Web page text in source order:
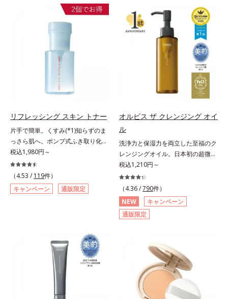
洗顔料 ⇒ 化粧水 ⇒ 保湿液 ⇒オル
ージをご覧ください。・BEAUTY夏
祭りは、こちら
アミノ酸（ポリグルタミン酸）配合
＝乾燥を防ぎ、うるおいに満ちた肌
へ導く保湿成分、植物由来アミノ酸
（エルゴチオネイン）配合＝肌を整
え、すこやかに保つ保湿成分、微生
物由来アミノ酸（エクトイン）配合
＝乱れた角層にうるおいを与え、肌
荒れを防ぐ保湿成分*5 ウォッシュ
を除くLM＝さっぱり高保湿タイプ
高保湿タイプ（普通肌～超乾性肌）
アレルギーテスト済＝全ての方にア
レルギーが起こらないということで
はありません。
のできやすい肌・超脂性肌～普通
肌）M＝しっとりタイプ（ニキビの
できやすい肌・普通肌～乾性肌）*1
洗浄による汚れの除去*2 テトラ2-
ヘキシルデカン酸アスコルビル、天
然ビタミンE、イノシット、フィチ
ン酸、ユズセラミド、スフィンゴ糖
脂質*3 角層内*4 うるおいによりキ
メを整えて毛穴を目立たなくする*5
いうわけではありません※敏感肌対
象パッチテスト済（すべての人に皮
膚刺激がおきないというわけではあ
りません）※弱酸性（ローション・
モイスチャーのみ）アレルギーテス
ト済＝全ての方にアレルギーが起こ
らないということではありません。
ノンコメドジェニックテスト済＝す
べての人にコメド（ニキビのもと）
ができないというわけではありませ
ん。
ズは、年齢による肌悩み一つ一つを
対処するのではなく、肌で起きてい
もに現れる年齢サイン(*5)について
研究を進めたところ、弾力感のない
状態である「ハリのなさ」や、くす
み(*6)などが現れている状態である
「透明感のなさ」が現れることで大
人の肌印象に大きな影響を与えてい
ビスユー ドットシリーズは美容成
ター(*8)」を配合。そして、従来か
ら配合している美白有効成分「トラ
ネキサム酸」を配合しました。さら
に、シリーズ共通の美容成分(*7)
「GLルートブースター(*9)」を配合
することで、肌のふっくら感や透明
計で、あなたのエイジングケアを応
援します。*1 メラニンの生成を抑
え、シミ・ソバカスを防ぐ（ウォッ
シュ除く）*2 オルビス内スキンケ
アシリーズの保湿力*3 年齢に応じ
たお手入れのこと*4 うるおいによ
る初期エイジングケアシリーズで
す。「うるおいの質」に着目し、肌
荒れを予防しながらうるおいに満ち
た美しい肌へと導きます。ポーラ・
オルビスグループ独自の肌荒れ防止
有効成分として、「DF-パンテノー
ル(*3)」を国内唯一(*4)、高濃度で
配合。角層のバリア機能にアプロー
チして肌荒れを防ぎ、肌不調にゆら
がない肌を叶えます。そして、独自
研究に基づいたアプローチ成分
「MCアクティベーター(*5)」。肌
のうるおいを引き出し・高めて、ハ
リ感あふれる肌へと導きます。うる
おいに満ちたゆらがない肌をご体感
いただくために設計された3ステッ
プで、いつも力強く美しくあり続け
るあなたを応援します。*1 肌にう
るおいが満ち、維持されている状態
*2 年齢に応じたお手入れのこと
*3 デクスパンテノールW*4
オトギリソウエキス配合＝肌にうる
おいを与え、うるおいに満ちたハリ
ツヤ肌へ導く保湿成分アレルギーテ
スト済＝全ての方にアレルギーが起
こらないということではありませ
リフレッシング スキン トナー
片手で簡単。くすみ(*1)知らずのま
っさら肌へ。ポンプ式ふき取り化粧
水。くすみ(*1)知らずのまっさら肌
へ。洗顔後すぐの肌に使う、ポンプ
式のふき取り化粧水です。ポンプ式
だから簡単。片手でぷしゅっと押す
だけでコットンに含ませられます。
イックフィット成分(*3)がほぐれた
角層の汚れを素早くなじませ、コッ
トンで除去します。話題の美容成分
CICA(*4)のほか、高浸透ビタミン
C(*5)や高浸透セラミド(*6)配合で肌
税込1,980円～
（4.53 / 119件）
キャンペーン
通販限定
オルビス ザ クレンジング オイ
ル
洗浄力と保湿力を両立した至福のク
レンジングオイル。日本初の超微粒
子技術(*1)が毛穴奥の微細な汚れに
アプローチ。圧倒的な洗浄力と毛穴
悩みに着目したクレンジングオイル
です。日本初・超微粒子技術(*1)
で、さっと塗り広げるだけで濃いメ
イクはもちろん毛穴悩みも取り去
ンジング(*2)をご用意しました。ポ
ーラ化成は独自の先端研究により、
ナノバブルよりも小さい超微粒子
(*3)をクレンジングに搭載すること
に成功。毛穴よりはるかに小さい超
税込1,210円～
（4.36 /790件）
NEW
キャンペーン
通販限定